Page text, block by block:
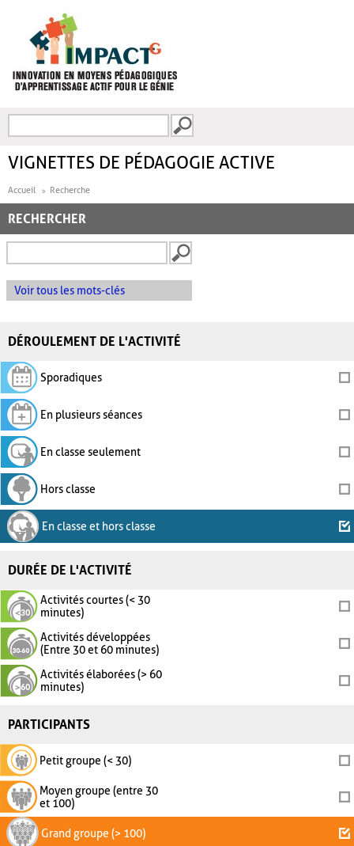
FORMULAIRE DE
VIGNETTES DE PÉDAGOGIE ACTIVE
Accueil Recherche
RECHERCHER
Voir tous les mots-clés
DÉROULEMENT DE L'ACTIVITÉ
Sporadiques
En plusieurs séances
En classe seulement
Hors classe
En classe et hors classe
DURÉE DE L'ACTIVITÉ
Activités courtes (< 30
minutes)
Activités développées
(Entre 30 et 60 minutes)
Activités élaborées (> 60
minutes)
PARTICIPANTS
Petit groupe (< 30)
Moyen groupe (entre 30
et 100)
Grand groupe (> 100)